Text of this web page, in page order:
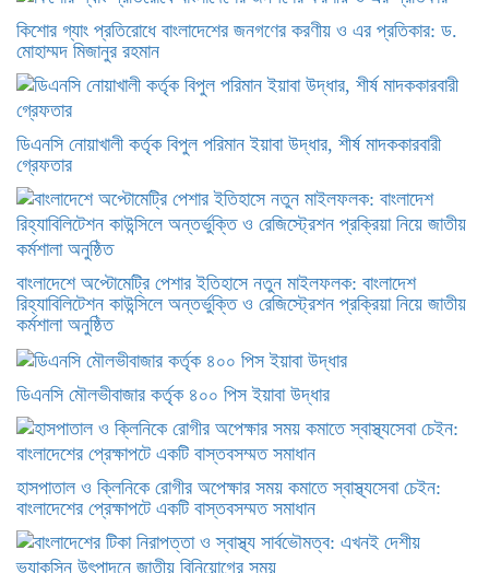
কিশোর গ্যাং প্রতিরোধে বাংলাদেশের জনগণের করণীয় ও এর প্রতিকার: ড.
মোহাম্মদ মিজানুর রহমান
ডিএনসি নোয়াখালী কর্তৃক বিপুল পরিমান ইয়াবা উদ্ধার, শীর্ষ মাদককারবারী
গ্রেফতার
বাংলাদেশে অপ্টোমেট্রি পেশার ইতিহাসে নতুন মাইলফলক: বাংলাদেশ
রিহ্যাবিলিটেশন কাউন্সিলে অন্তর্ভুক্তি ও রেজিস্ট্রেশন প্রক্রিয়া নিয়ে জাতীয়
কর্মশালা অনুষ্ঠিত
ডিএনসি মৌলভীবাজার কর্তৃক ৪০০ পিস ইয়াবা উদ্ধার
হাসপাতাল ও ক্লিনিকে রোগীর অপেক্ষার সময় কমাতে স্বাস্থ্যসেবা চেইন:
বাংলাদেশের প্রেক্ষাপটে একটি বাস্তবসম্মত সমাধান